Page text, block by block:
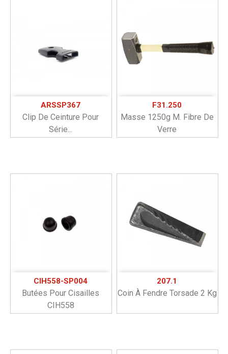
ARSSP367
Clip De Ceinture Pour
Série...
F31.250
Masse 1250g M. Fibre De
Verre
CIH558-SP004
Butées Pour Cisailles
CIH558
207.1
Coin À Fendre Torsade 2 Kg